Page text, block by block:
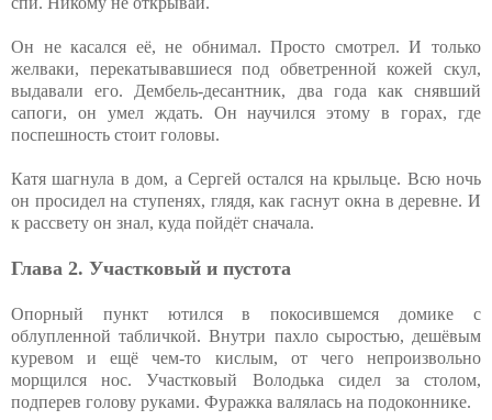
Он не касался её, не обнимал. Просто смотрел. И только
желваки, перекатывавшиеся под обветренной кожей скул,
выдавали его. Дембель-десантник, два года как снявший
сапоги, он умел ждать. Он научился этому в горах, где
поспешность стоит головы.
Катя шагнула в дом, а Сергей остался на крыльце. Всю ночь
он просидел на ступенях, глядя, как гаснут окна в деревне. И
к рассвету он знал, куда пойдёт сначала.
Глава 2. Участковый и пустота
Опорный пункт ютился в покосившемся домике с
облупленной табличкой. Внутри пахло сыростью, дешёвым
куревом и ещё чем-то кислым, от чего непроизвольно
морщился нос. Участковый Володька сидел за столом,
подперев голову руками. Фуражка валялась на подоконнике.